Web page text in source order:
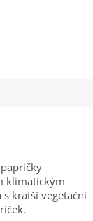
klimatickým
kratší vegetační